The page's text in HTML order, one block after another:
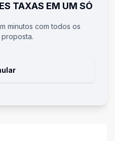
TAXAS EM UM SÓ
minutos com todos os